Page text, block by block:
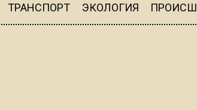
ТРАНСПОРТ ЭКОЛОГИЯ